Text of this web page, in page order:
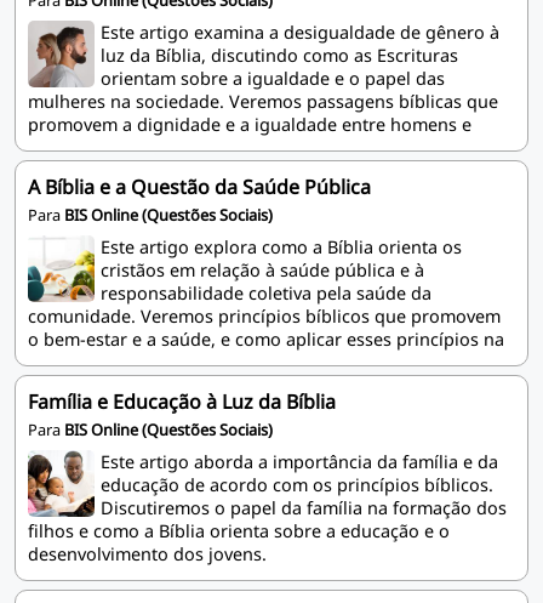
Este artigo examina a desigualdade de gênero à
luz da Bíblia, discutindo como as Escrituras
orientam sobre a igualdade e o papel das
mulheres na sociedade. Veremos passagens bíblicas que
promovem a dignidade e a igualdade entre homens e
mulheres.
A Bíblia e a Questão da Saúde Pública
Para BIS Online (Questões Sociais)
Este artigo explora como a Bíblia orienta os
cristãos em relação à saúde pública e à
responsabilidade coletiva pela saúde da
comunidade. Veremos princípios bíblicos que promovem
o bem-estar e a saúde, e como aplicar esses princípios na
sociedade atual.
Família e Educação à Luz da Bíblia
Para BIS Online (Questões Sociais)
Este artigo aborda a importância da família e da
educação de acordo com os princípios bíblicos.
Discutiremos o papel da família na formação dos
filhos e como a Bíblia orienta sobre a educação e o
desenvolvimento dos jovens.